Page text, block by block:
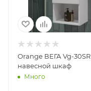
Orange ВЕГА Vg-30SR
навесной шкаф
Много